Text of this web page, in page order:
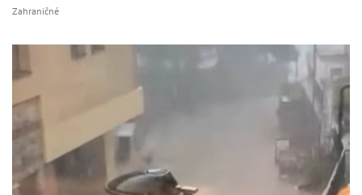
Zahraničné